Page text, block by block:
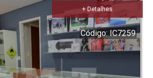
+ Detalhes
Código: IC7259